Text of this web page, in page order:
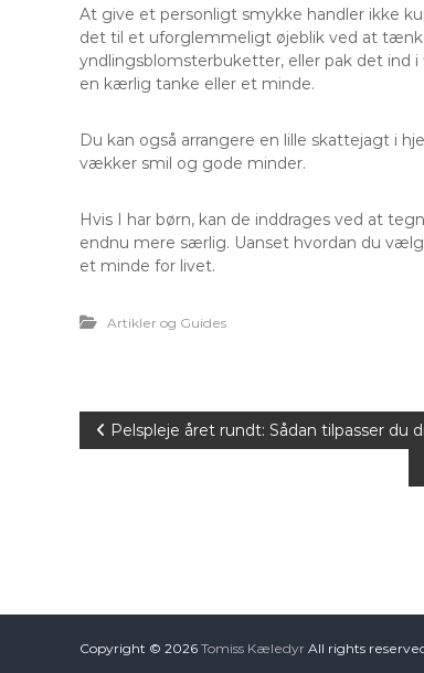
At give et personligt smykke handler ikke
det til et uforglemmeligt øjeblik ved at
yndlingsblomsterbuketter, eller pak det ind
en kærlig tanke eller et minde.
Du kan også arrangere en lille skattejagt i
vækker smil og gode minder.
Hvis I har børn, kan de inddrages ved at
endnu mere særlig. Uanset hvordan du
et minde for livet.
Artikler og Guides
æ
Pelspleje året rundt: Sådan tilpasser du
Copyright © 2026 Tomiss Kæledyr All rights